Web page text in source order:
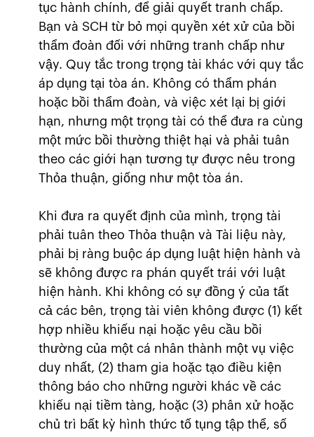
tục hành chính, để giải quyết tranh chấp.
Bạn và SCH từ bỏ mọi quyền xét xử của bồi
thẩm đoàn đối với những tranh chấp như
vậy. Quy tắc trong trọng tài khác với quy tắc
áp dụng tại tòa án. Không có thẩm phán
hoặc bồi thẩm đoàn, và việc xét lại bị giới
hạn, nhưng một trọng tài có thể đưa ra cùng
một mức bồi thường thiệt hại và phải tuân
theo các giới hạn tương tự được nêu trong
Thỏa thuận, giống như một tòa án.
Khi đưa ra quyết định của mình, trọng tài
phải tuân theo Thỏa thuận và Tài liệu này,
phải bị ràng buộc áp dụng luật hiện hành và
sẽ không được ra phán quyết trái với luật
hiện hành. Khi không có sự đồng ý của tất
cả các bên, trọng tài viên không được (1) kết
hợp nhiều khiếu nại hoặc yêu cầu bồi
thường của một cá nhân thành một vụ việc
duy nhất, (2) tham gia hoặc tạo điều kiện
thông báo cho những người khác về các
khiếu nại tiềm tàng, hoặc (3) phân xử hoặc
chủ trì bất kỳ hình thức tố tụng tập thể, số